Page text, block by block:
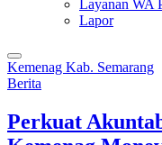
Layanan WA
Lapor
Kemenag Kab. Semarang
Berita
Perkuat